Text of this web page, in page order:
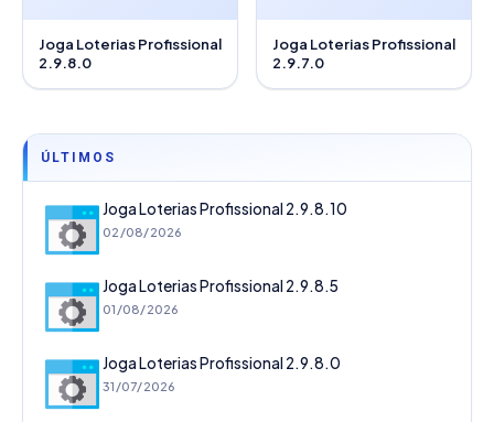
Joga Loterias Profissional
2.9.8.0
Joga Loterias Profissional
2.9.7.0
ÚLTIMOS
Joga Loterias Profissional 2.9.8.10
02/08/2026
Joga Loterias Profissional 2.9.8.5
01/08/2026
Joga Loterias Profissional 2.9.8.0
31/07/2026